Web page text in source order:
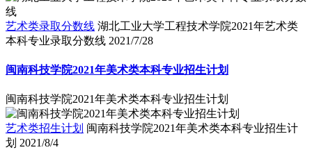
艺术类录取分数线 湖北工业大学工程技术学院2021年艺术类
本科专业录取分数线 2021/7/28
闽南科技学院2021年美术类本科专业招生计划
闽南科技学院2021年美术类本科专业招生计划
艺术类招生计划 闽南科技学院2021年美术类本科专业招生计
划 2021/8/4